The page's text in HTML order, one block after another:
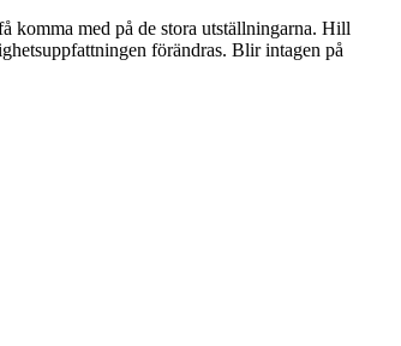
komma med på de stora utställningarna. Hill
förändras. Blir intagen på